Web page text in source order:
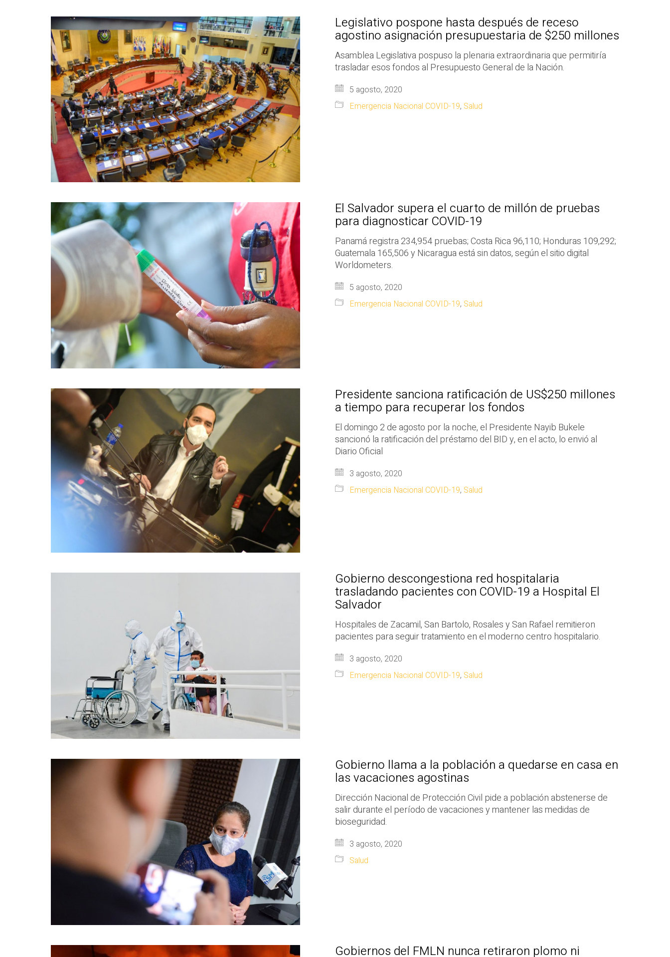
Legislativo pospone hasta después de receso
agostino asignación presupuestaria de $250 millones
Asamblea Legislativa pospuso la plenaria extraordinaria que permitiría
trasladar esos fondos al Presupuesto General de la Nación.
5 agosto, 2020
Emergencia Nacional COVID-19, Salud
El Salvador supera el cuarto de millón de pruebas
para diagnosticar COVID-19
Panamá registra 234,954 pruebas; Costa Rica 96,110; Honduras 109,292;
Guatemala 165,506 y Nicaragua está sin datos, según el sitio digital
Worldometers.
5 agosto, 2020
Emergencia Nacional COVID-19, Salud
Presidente sanciona ratificación de US$250 millones
a tiempo para recuperar los fondos
El domingo 2 de agosto por la noche, el Presidente Nayib Bukele
sancionó la ratificación del préstamo del BID y, en el acto, lo envió al
Diario Oficial
3 agosto, 2020
Emergencia Nacional COVID-19, Salud
Gobierno descongestiona red hospitalaria
trasladando pacientes con COVID-19 a Hospital El
Salvador
Hospitales de Zacamil, San Bartolo, Rosales y San Rafael remitieron
pacientes para seguir tratamiento en el moderno centro hospitalario.
3 agosto, 2020
Emergencia Nacional COVID-19, Salud
Gobierno llama a la población a quedarse en casa en
las vacaciones agostinas
Dirección Nacional de Protección Civil pide a población abstenerse de
salir durante el período de vacaciones y mantener las medidas de
bioseguridad.
3 agosto, 2020
Salud
Gobiernos del FMLN nunca retiraron plomo ni